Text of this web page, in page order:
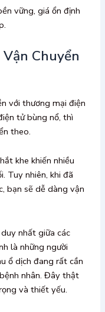
vững, giá ổn định
Chuyển
với thương mại điện
tử bùng nổ, thì
theo.
khe khiến nhiều
Tuy nhiên, khi đã
bạn sẽ dễ dàng vận
nhất giữa các
là những người
ổ dịch đang rất cần
nhân. Đây thật
và thiết yếu.